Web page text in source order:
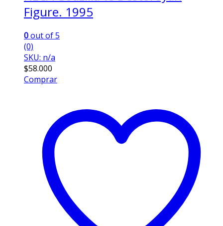
Figure. 1995
0out of 5
(0)
SKU: n/a
$58.000
Comprar